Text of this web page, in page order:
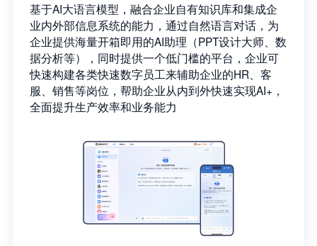
基于AI大语言模型，融合企业自有知识库和集成企
业内外部信息系统的能力，通过自然语言对话，为
企业提供海量开箱即用的AI助理（PPT设计大师、数
据分析等），同时提供一个低门槛的平台，企业可
快速构建各类快速数字员工来辅助企业的HR、客
服、销售等岗位，帮助企业从内到外快速实现AI+，
全面提升生产效率和业务能力